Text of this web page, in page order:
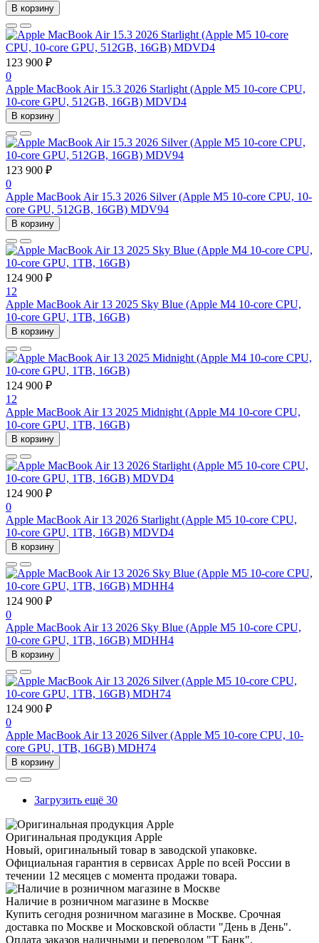
В корзину
123 900 ₽
0
Apple MacBook Air 15.3 2026 Starlight (Apple M5 10-core CPU,
10-core GPU, 512GB, 16GB) MDVD4
В корзину
123 900 ₽
0
Apple MacBook Air 15.3 2026 Silver (Apple M5 10-core CPU, 10-
core GPU, 512GB, 16GB) MDV94
В корзину
124 900 ₽
12
Apple MacBook Air 13 2025 Sky Blue (Apple M4 10-core CPU,
10-core GPU, 1TB, 16GB)
В корзину
124 900 ₽
12
Apple MacBook Air 13 2025 Midnight (Apple M4 10-core CPU,
10-core GPU, 1TB, 16GB)
В корзину
124 900 ₽
0
Apple MacBook Air 13 2026 Starlight (Apple M5 10-core CPU,
10-core GPU, 1TB, 16GB) MDVD4
В корзину
124 900 ₽
0
Apple MacBook Air 13 2026 Sky Blue (Apple M5 10-core CPU,
10-core GPU, 1TB, 16GB) MDHH4
В корзину
124 900 ₽
0
Apple MacBook Air 13 2026 Silver (Apple M5 10-core CPU, 10-
core GPU, 1TB, 16GB) MDH74
В корзину
Загрузить ещё 30
Оригинальная продукция Apple
Новый, оригинальный товар в заводской упаковке.
Официальная гарантия в сервисах Apple по всей России в
течении 12 месяцев с момента продажи товара.
Наличие в розничном магазине в Москве
Купить сегодня розничном магазине в Москве. Срочная
доставка по Москве и Московской области "День в День".
Оплата заказов наличными и переводом "Т Банк".